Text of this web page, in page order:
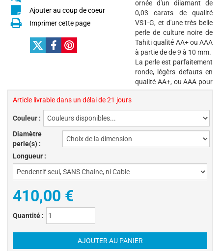
Ajouter au coup de coeur
Imprimer cette page
Article livrable dans un délai de 21 jours
Couleur :
Diamètre
perle(s) :
Longueur :
410,00 €
Quantité :
ornée d'un diiamant de
0,03 carats de qualité
VS1-G, et d'une très belle
perle de culture noire de
Tahiti qualité AA+ ou AAA
à partie de de 9 à 10 mm.
La perle est parfaitement
ronde, légèrs defauts en
qualité AA+, ou AAA pour